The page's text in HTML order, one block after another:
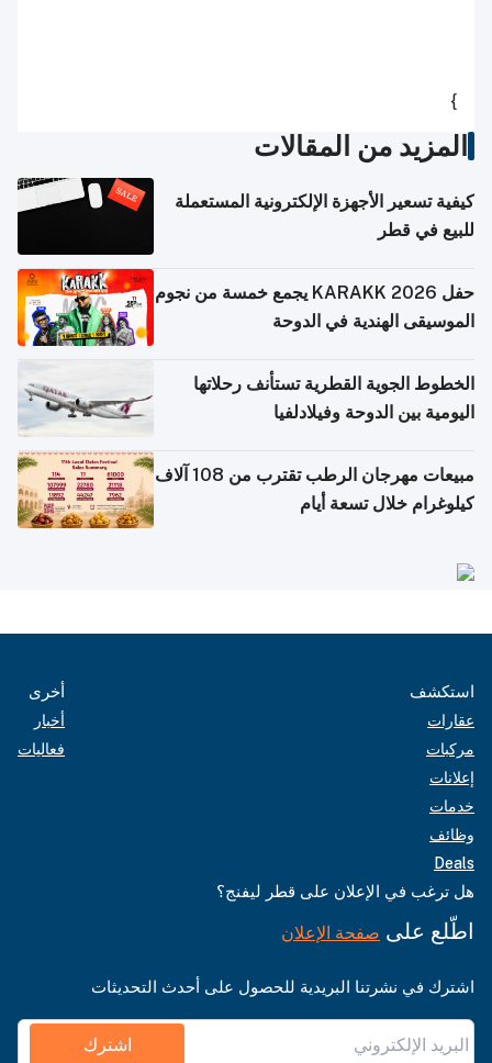
}
المزيد من المقالات
كيفية تسعير الأجهزة الإلكترونية المستعملة
للبيع في قطر
حفل KARAKK 2026 يجمع خمسة من نجوم
الموسيقى الهندية في الدوحة
الخطوط الجوية القطرية تستأنف رحلاتها
اليومية بين الدوحة وفيلادلفيا
مبيعات مهرجان الرطب تقترب من 108 آلاف
كيلوغرام خلال تسعة أيام
استكشف
عقارات
مركبات
إعلانات
خدمات
وظائف
Deals
أخرى
أخبار
فعاليات
هل ترغب في الإعلان على قطر ليفنج؟
اطّلع على صفحة الإعلان
اشترك في نشرتنا البريدية للحصول على أحدث التحديثات
اشترك